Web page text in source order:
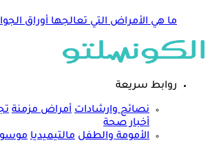
ما هي الأمراض التي تعالجها أوراق
روابط سريعة
نصائح وارشادات أمراض مزمنة
أخبار صحة
الأمومة والطفل مالتيميديا